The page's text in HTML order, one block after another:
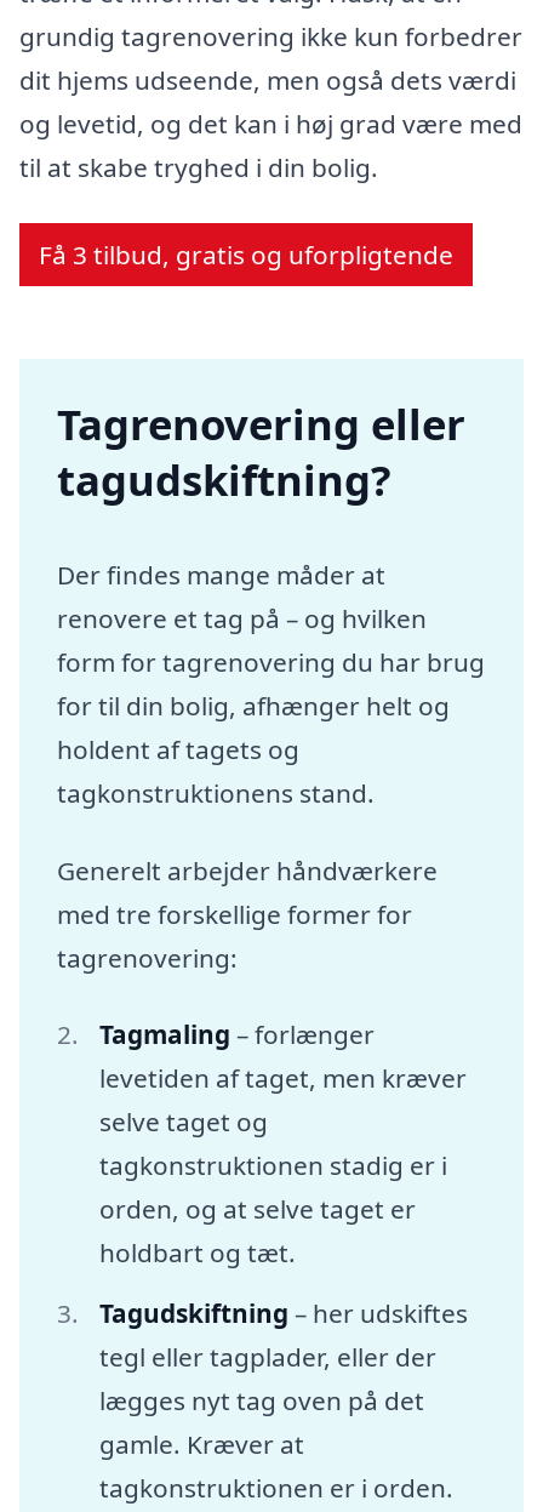
grundig tagrenovering ikke kun forbedrer
dit hjems udseende, men også dets værdi
og levetid, og det kan i høj grad være med
til at skabe tryghed i din bolig.
Få 3 tilbud, gratis og uforpligtende
Tagrenovering eller
tagudskiftning?
Der findes mange måder at
renovere et tag på – og hvilken
form for tagrenovering du har brug
for til din bolig, afhænger helt og
holdent af tagets og
tagkonstruktionens stand.
Generelt arbejder håndværkere
med tre forskellige former for
tagrenovering:
Tagmaling – forlænger
levetiden af taget, men kræver
selve taget og
tagkonstruktionen stadig er i
orden, og at selve taget er
holdbart og tæt.
Tagudskiftning – her udskiftes
tegl eller tagplader, eller der
lægges nyt tag oven på det
gamle. Kræver at
tagkonstruktionen er i orden.